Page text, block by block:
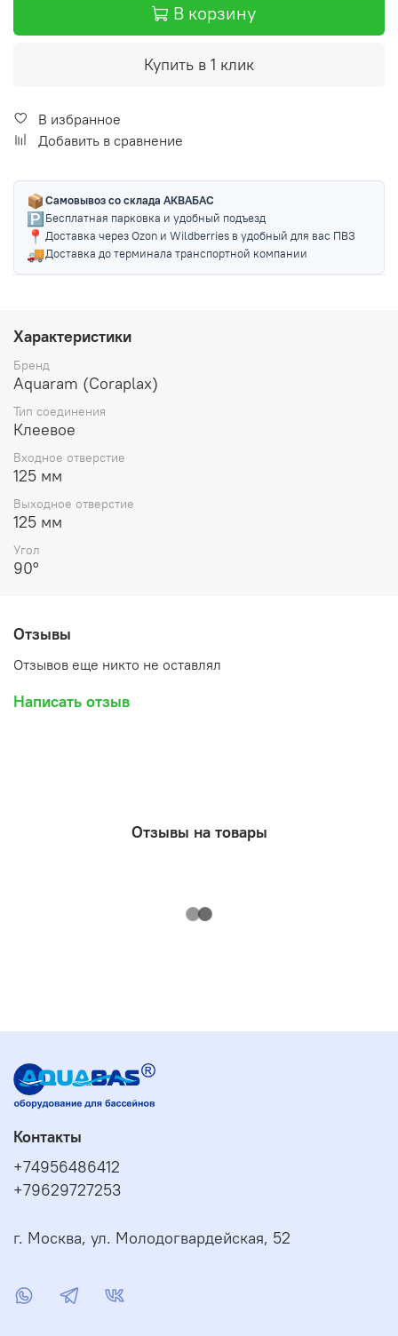
В корзину
Купить в 1 клик
В избранное
Добавить в сравнение
📦Самовывоз со склада АКВАБАС
🅿️ Бесплатная парковка и удобный подъезд
📍 Доставка через Ozon и Wildberries в удобный для вас ПВЗ
🚚Доставка до терминала транспортной компании
Характеристики
Бренд
Aquaram (Coraplax)
Тип соединения
Клеевое
Входное отверстие
125 мм
Выходное отверстие
125 мм
Угол
90°
Отзывы
Отзывов еще никто не оставлял
Написать отзыв
Отзывы на товары
Контакты
+74956486412
+79629727253
г. Москва, ул. Молодогвардейская, 52